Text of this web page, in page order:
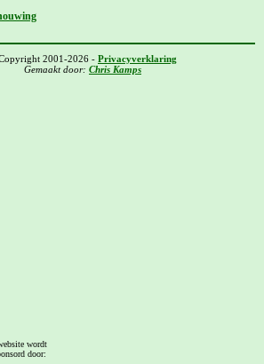
2001-2026 - Privacyverklaring
Gemaakt door: Chris Kamps
wordt
door: